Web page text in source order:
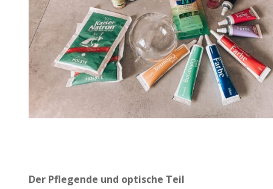
Der Pflegende und optische Teil